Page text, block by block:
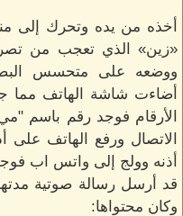
أخذه من يده وتحرك إلى
«زين» الذي تعجب من
ووضعه على متحسس
أضاءت شاشة الهاتف مما
الأرقام فوجد رقم باسم
الاتصال ورفع الهاتف على
أذنه وولج إلى واتس اب
قد أرسل رسالة صوتية مدتها
وكان محتواها: